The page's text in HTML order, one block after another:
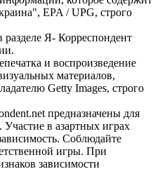
EPA / UPG, строго
Я- Корреспондент
и воспроизведение
материалов,
Getty Images, строго
предназначены для
в азартных играх
Соблюдайте
игры. При
зависимости